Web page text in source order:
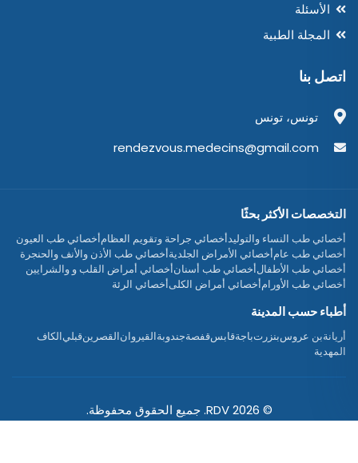
الأسئلة
المجلة الطبية
اتصل بنا
تونس، تونس
التخصصات الأكثر بحثًا
أخصائي طب النساء والتوليدأخصائي جراحة وتقويم العظامأخصائي طب العيون
أخصائي طب عامأخصائي الأمراض الجلديةأخصائي طب الأذن والأنف والحنجرة
أخصائي طب الأطفالأخصائي طب أسنانأخصائي أمراض القلب و والشرايين
أخصائي طب الأورامأخصائي أمراض الكلىأخصائي الرئة
أطباء حسب المدينة
أريانةبن عروسبنزرتباجةقابسقفصةجندوبةالقيروانالقصرينقبليالكاف
المهدية
© 2026 RDV. جميع الحقوق محفوظة.